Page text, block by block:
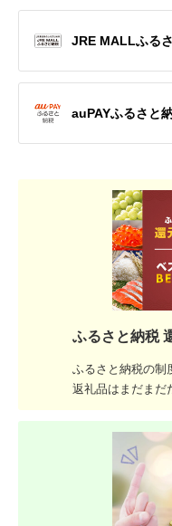
JRE MALLふる
auPAYふるさと
ふるさと納税
ふるさと納税の制
返礼品はまだまだ